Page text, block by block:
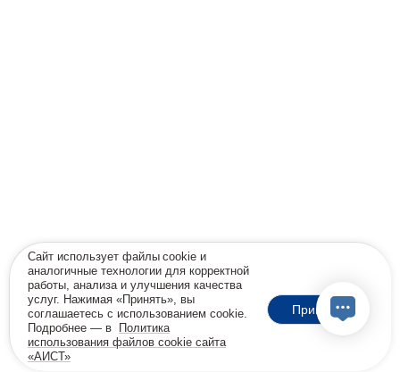
Сайт использует файлы cookie и
аналогичные технологии для корректной
работы, анализа и улучшения качества
услуг. Нажимая «Принять», вы
соглашаетесь с использованием cookie.
Подробнее — в
Политика
использования файлов cookie сайта
«АИСТ»
Принять